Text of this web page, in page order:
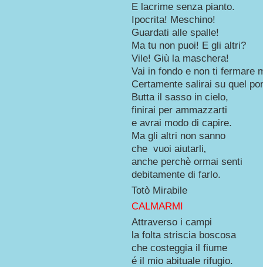
E lacrime senza pianto.
Ipocrita! Meschino!
Guardati alle spalle!
Ma tu non puoi! E gli altri?
Vile! Giù la maschera!
Vai in fondo e non ti fermare
Certamente salirai su quel
Butta il sasso in cielo,
finirai per ammazzarti
e avrai modo di capire.
Ma gli altri non sanno
che vuoi aiutarli‚
anche perchè ormai senti
debitamente di farlo.
Totò Mirabile
CALMARMI
Attraverso i campi
la folta striscia boscosa
che costeggia il fiume
é il mio abituale rifugio.